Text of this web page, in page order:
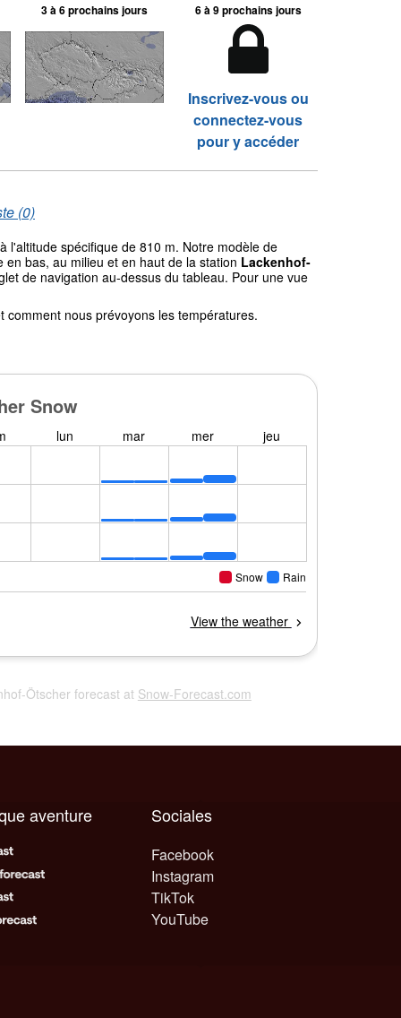
3 à 6 prochains jours 6 à 9 prochains jours
Inscrivez-vous ou
connectez-vous
pour y accéder
(0)
l'altitude spécifique de 810 m. Notre modèle de
bas, au milieu et en haut de la station Lackenhof-
de navigation au-dessus du tableau. Pour une vue
nous prévoyons les températures.
Ötscher forecast at Snow-Forecast.com
Sociales
Facebook
Instagram
TikTok
YouTube
aventure